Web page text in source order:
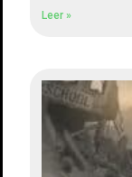
Leer »